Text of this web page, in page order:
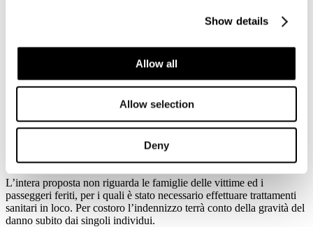
Show details
Allow all
Allow selection
Deny
esempio, vedrà quindi riconosciuto un importo forfettario di euro
arriverà ad euro 44.000.
In concomitanza, la Compagnia avvierà altresì la restituzione di tutti
i beni presenti nelle casseforti delle cabine, ove sia possibile il
Inoltre, sempre nell’ottica di rimanere vicini ai consumatori coinvolti
nella vicenda, Costa Crociere ha accettato di avviare uno specifico
programma di assistenza psicologica nei confronti di tutti i
L’intera proposta non riguarda le famiglie delle vittime ed i
passeggeri feriti, per i quali è stato necessario effettuare trattamenti
sanitari in loco. Per costoro l’indennizzo terrà conto della gravità del
danno subito dai singoli individui.